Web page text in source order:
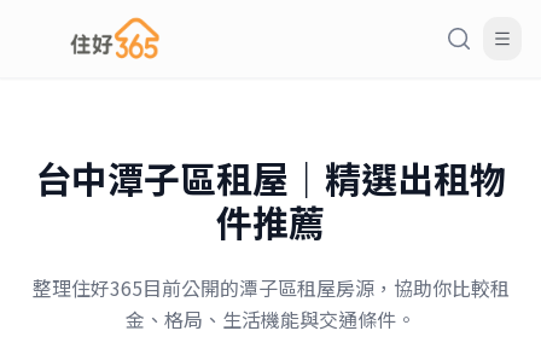
台中潭子區租屋｜精選出租物
件推薦
整理住好365目前公開的潭子區租屋房源，協助你比較租
金、格局、生活機能與交通條件。